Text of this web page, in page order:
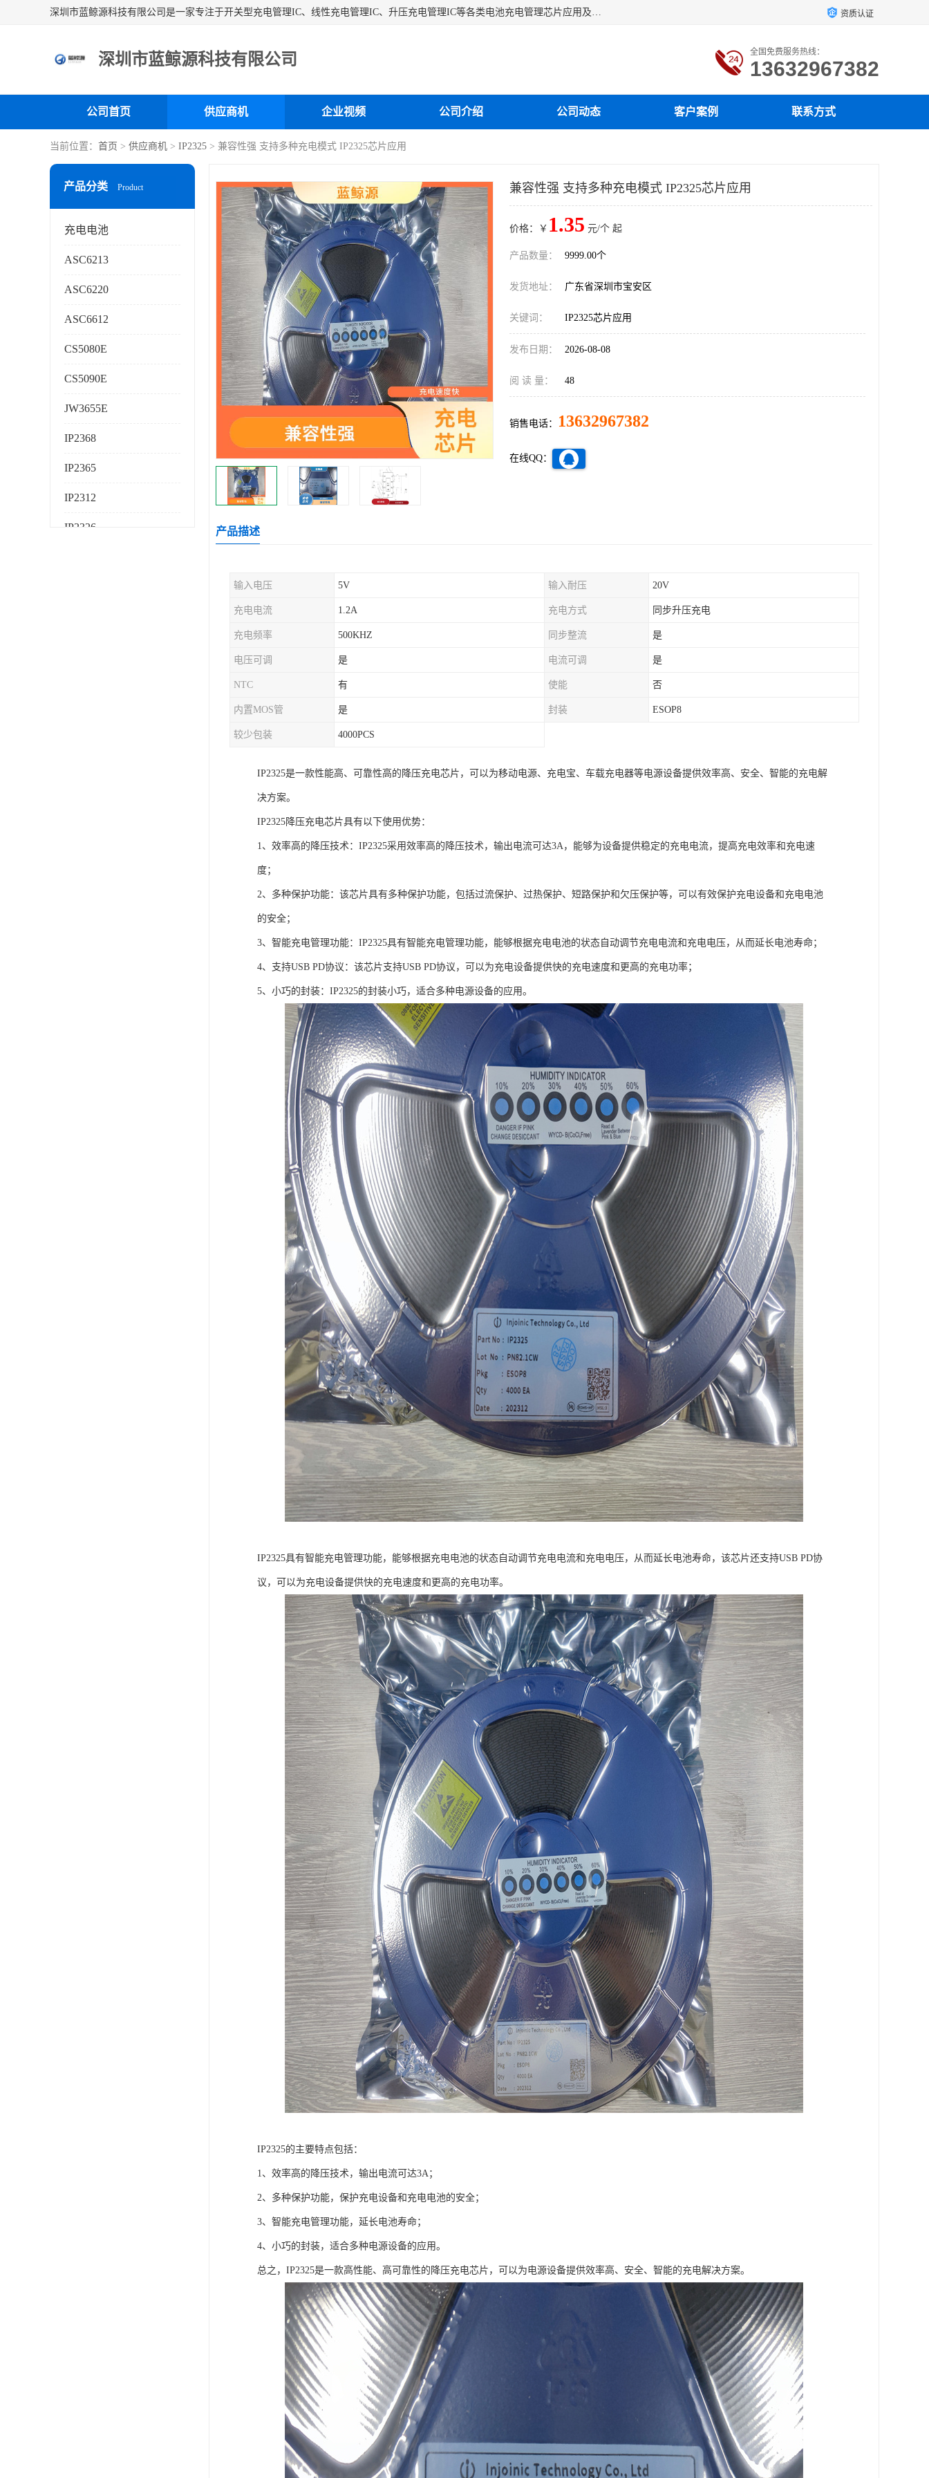
深圳市蓝鲸源科技有限公司是一家专注于开关型充电管理IC、线性充电管理IC、升压充电管理IC等各类电池充电管理芯片应用及芯片销售的企业，多年来公司为众多企业解决充电应用难题，设计缺陷，EMC超量等问题，是一家以充电技术指导为核心的充电芯片销售公司。 资质认证
深圳市蓝鲸源科技有限公司 全国免费服务热线：
13632967382
公司首页 供应商机 企业视频 公司介绍 公司动态 客户案例 联系方式
当前位置： 首页 > 供应商机 > IP2325 > 兼容性强 支持多种充电模式 IP2325芯片应用
产品分类 Product
充电电池
ASC6213
ASC6220
ASC6612
CS5080E
CS5090E
JW3655E
IP2368
IP2365
IP2312
IP2326
兼容性强 支持多种充电模式 IP2325芯片应用
价格：￥ 1.35 元/个 起
产品数量： 9999.00个
发货地址： 广东省深圳市宝安区
关键词： IP2325芯片应用
发布日期： 2026-08-08
阅 读 量： 48
销售电话： 13632967382
在线QQ：
产品描述
输入电压 5V 输入耐压 20V
充电电流 1.2A 充电方式 同步升压充电
充电频率 500KHZ 同步整流 是
电压可调 是 电流可调 是
NTC 有 使能 否
内置MOS管 是 封装 ESOP8
较少包装 4000PCS
IP2325是一款性能高、可靠性高的降压充电芯片，可以为移动电源、充电宝、车载充电器等电源设备提供效率高、安全、智能的充电解
决方案。
IP2325降压充电芯片具有以下使用优势：
1、效率高的降压技术：IP2325采用效率高的降压技术，输出电流可达3A，能够为设备提供稳定的充电电流，提高充电效率和充电速
度；
2、多种保护功能：该芯片具有多种保护功能，包括过流保护、过热保护、短路保护和欠压保护等，可以有效保护充电设备和充电电池
的安全；
3、智能充电管理功能：IP2325具有智能充电管理功能，能够根据充电电池的状态自动调节充电电流和充电电压，从而延长电池寿命；
4、支持USB PD协议：该芯片支持USB PD协议，可以为充电设备提供快的充电速度和更高的充电功率；
5、小巧的封装：IP2325的封装小巧，适合多种电源设备的应用。
IP2325具有智能充电管理功能，能够根据充电电池的状态自动调节充电电流和充电电压，从而延长电池寿命，该芯片还支持USB PD协
议，可以为充电设备提供快的充电速度和更高的充电功率。
IP2325的主要特点包括：
1、效率高的降压技术，输出电流可达3A；
2、多种保护功能，保护充电设备和充电电池的安全；
3、智能充电管理功能，延长电池寿命；
4、小巧的封装，适合多种电源设备的应用。
总之，IP2325是一款高性能、高可靠性的降压充电芯片，可以为电源设备提供效率高、安全、智能的充电解决方案。